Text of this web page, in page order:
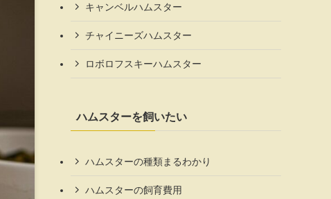
キャンベルハムスター
チャイニーズハムスター
ロボロフスキーハムスター
ハムスターを飼いたい
ハムスターの種類まるわかり
ハムスターの飼育費用